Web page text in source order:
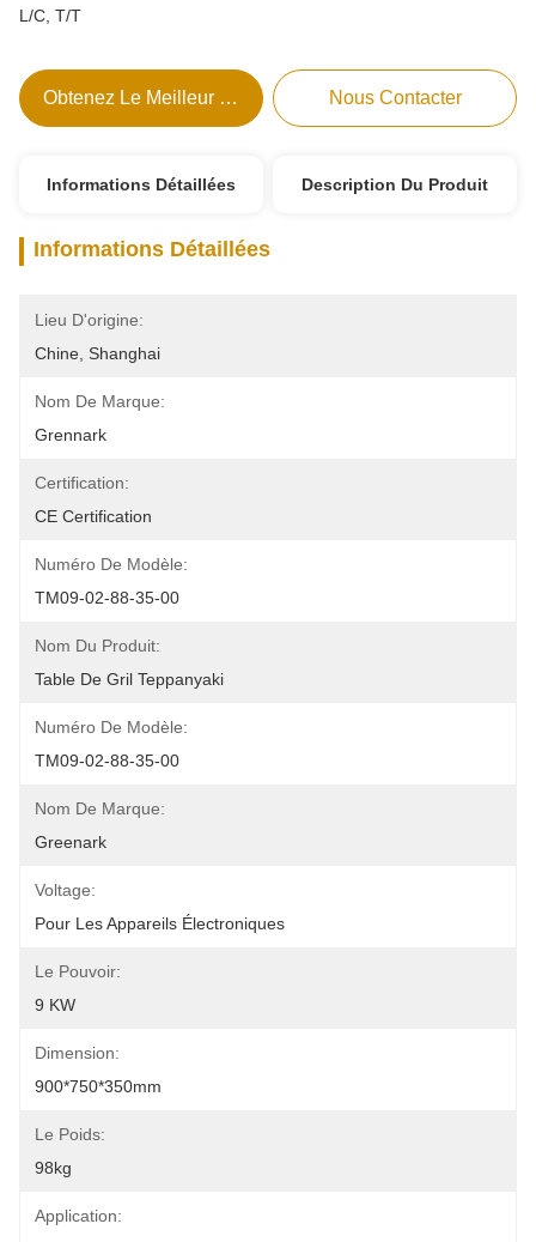
L/C, T/T
Obtenez Le Meilleur Prix Nous Contacter
Informations Détaillées Description Du Produit
Informations Détaillées
Lieu D'origine:
Chine, Shanghai
Nom De Marque:
Grennark
Certification:
CE Certification
Numéro De Modèle:
TM09-02-88-35-00
Nom Du Produit:
Table De Gril Teppanyaki
Numéro De Modèle:
TM09-02-88-35-00
Nom De Marque:
Greenark
Voltage:
Pour Les Appareils Électroniques
Le Pouvoir:
9 KW
Dimension:
900*750*350mm
Le Poids:
98kg
Application: